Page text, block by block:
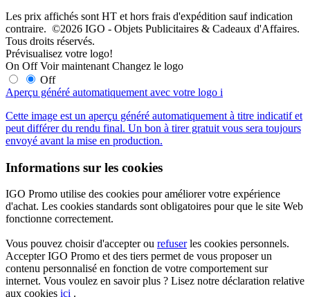
Les prix affichés sont HT et hors frais d'expédition sauf indication
contraire. ©2026 IGO - Objets Publicitaires & Cadeaux d'Affaires.
Tous droits réservés.
Prévisualisez votre logo!
On Off Voir maintenant Changez le logo
Off
Aperçu généré automatiquement avec votre logo i
Cette image est un aperçu généré automatiquement à titre indicatif et
peut différer du rendu final. Un bon à tirer gratuit vous sera toujours
envoyé avant la mise en production.
Informations sur les cookies
IGO Promo utilise des cookies pour améliorer votre expérience
d'achat. Les cookies standards sont obligatoires pour que le site Web
fonctionne correctement.
Vous pouvez choisir d'accepter ou refuserles cookies personnels.
Accepter IGO Promo et des tiers permet de vous proposer un
contenu personnalisé en fonction de votre comportement sur
internet. Vous voulez en savoir plus ? Lisez notre déclaration relative
aux cookies ici .